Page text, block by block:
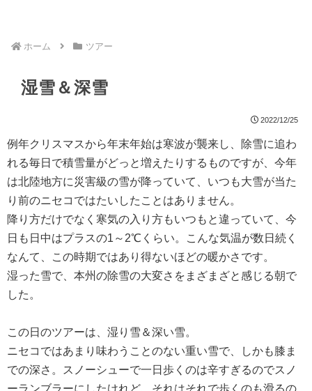
ホーム ツアー
湿雪＆深雪
2022/12/25
例年クリスマスから年末年始は寒波が襲来し、除雪に追わ
れる毎日で積雪量がどっと増えたりするものですが、今年
は北陸地方に災害級の雪が降っていて、いつも大雪が当た
り前のニセコではたいしたことはありません。
降り方だけでなく寒気の入り方もいつもと違っていて、今
日も日中はプラスの1～2℃くらい。こんな気温が数日続く
なんて、この時期ではあり得ないほどの暖かさです。
湿った雪で、本州の除雪の大変さをまざまざと感じる朝で
した。
この日のツアーは、湿り雪＆深い雪。
ニセコではあまり味わうことのない重い雪で、しかも膝ま
での深さ。スノーシューで一日歩くのは辛すぎるのでスノ